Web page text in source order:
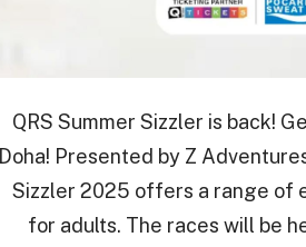
QRS Summer Sizzler is back!
Doha! Presented by Z
Sizzler 2025 offers a range of
for adults. The races will be